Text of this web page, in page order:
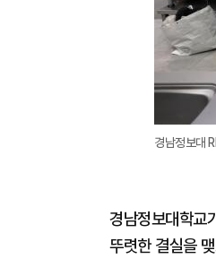
경남정보대
경남정보대학교
뚜렷한 결실을